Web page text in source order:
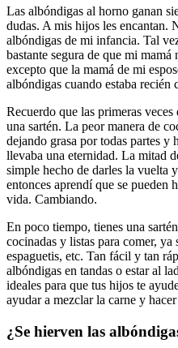
Las albóndigas al horno ganan
dudas. A mis hijos les encantan.
albóndigas de mi infancia. Tal
bastante segura de que mi
excepto que la mamá de mi
albóndigas cuando estaba recién
Recuerdo que las primeras
una sartén. La peor manera de
dejando grasa por todas partes y
llevaba una eternidad. La mitad
simple hecho de darles la vuelta
entonces aprendí que se pueden
vida. Cambiando.
En poco tiempo, tienes una
cocinadas y listas para comer, ya
espaguetis, etc. Tan fácil y tan
albóndigas en tandas o estar al
ideales para que tus hijos te
ayudar a mezclar la carne y
¿Se hierven las